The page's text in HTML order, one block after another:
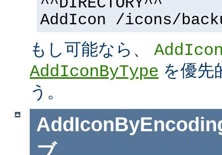
AddIcon /icons/
もし可能なら、
AddIconByType を優先
う。